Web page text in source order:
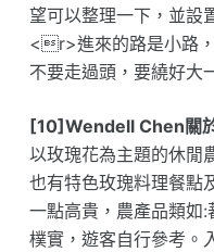
望可以整理一下，並
<r>進來的路是小路
不要走過頭，要繞好大
[10]Wendell Chen關
以玫瑰花為主題的休閒
也有特色玫瑰料理餐點
一點高貴，農產品類如
樸實，遊客自行參考。